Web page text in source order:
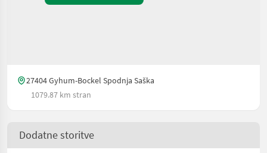
27404 Gyhum-Bockel Spodnja Saška
1079.87 km stran
Dodatne storitve